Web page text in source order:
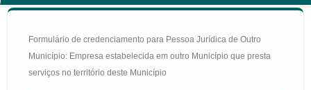
Formulário de credenciamento para Pessoa Jurídica de Outro
Município: Empresa estabelecida em outro Município que presta
serviços no território deste Município